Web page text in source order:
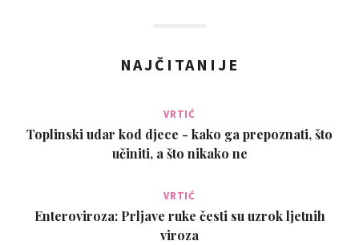
NAJČITANIJE
VRTIĆ
Toplinski udar kod djece - kako ga prepoznati, što
učiniti, a što nikako ne
VRTIĆ
Enteroviroza: Prljave ruke česti su uzrok ljetnih
viroza